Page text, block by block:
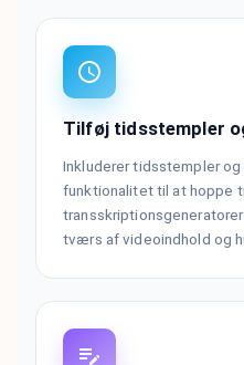
Tilføj tidsstempler
Inkluderer tidsstempler og
funktionalitet til at hoppe
tværs af videoindhold og